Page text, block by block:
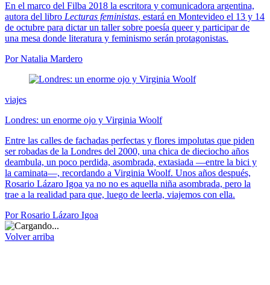
En el marco del Filba 2018 la escritora y comunicadora argentina,
autora del libro Lecturas feministas, estará en Montevideo el 13 y 14
de octubre para dictar un taller sobre poesía queer y participar de
una mesa donde literatura y feminismo serán protagonistas.
Por Natalia Mardero
viajes
Londres: un enorme ojo y Virginia Woolf
Entre las calles de fachadas perfectas y flores impolutas que piden
ser robadas de la Londres del 2000, una chica de dieciocho años
deambula, un poco perdida, asombrada, extasiada —entre la bici y
la caminata—, recordando a Virginia Woolf. Unos años después,
Rosario Lázaro Igoa ya no no es aquella niña asombrada, pero la
trae a la realidad para que, luego de leerla, viajemos con ella.
Por Rosario Lázaro Igoa
Volver arriba